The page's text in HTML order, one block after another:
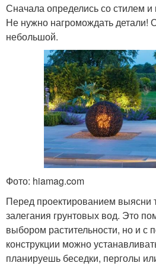
Сначала определись со стилем
Не нужно нагромождать детали!
небольшой.
Фото: hiamag.com
Перед проектированием выясни
залегания грунтовых вод. Это
выбором растительности, но и с
конструкции можно
планируешь беседки, перголы